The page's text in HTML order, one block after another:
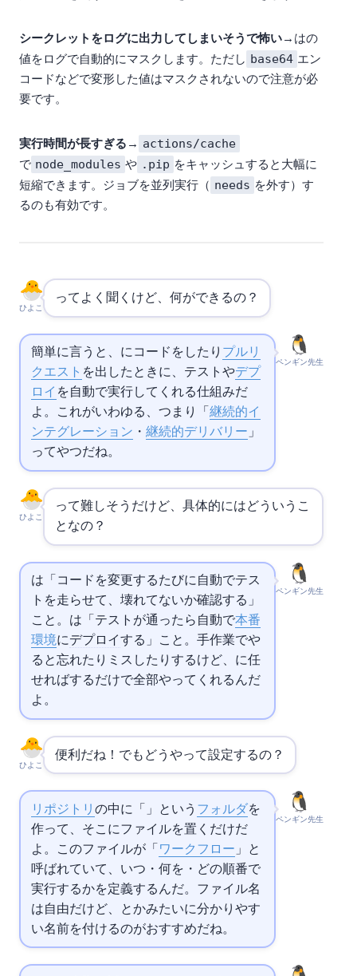
Q: シークレットをログに出力してしまいそうで怖い→ GitHub ActionsはSecretsの
値をログで自動的にマスクします。ただし base64 エン
コードなどで変形した値はマスクされないので注意が必
要です。
Q: 実行時間が長すぎる → actions/cache
で node_modules や .pip をキャッシュすると大幅に
短縮できます。ジョブを並列実行（ needs を外す）す
るのも有効です。
ひよこ
ってよく聞くけど、何ができるの？
ペンギン先生
簡単に言うと、 にコードをpushしたり プルリ
クエスト を出したときに、テストやデプ
ロイ を自動で実行してくれる仕組みだ
よ。これがいわゆる 、つまり「 継続的イ
ンテグレーション ・ 継続的デリバリー 」
ってやつだね。
ひよこ
って難しそうだけど、具体的にはどういうこ
となの？
ペンギン先生
CIは「コードを変更するたびに自動でテス
トを走らせて、壊れてないか確認する」
こと。CDは「テストが通ったら自動で本番
環境にデプロイ する」こと。手作業でや
ると忘れたりミスしたりするけど、 に任
せればpushするだけで全部やってくれるんだ
よ。
ひよこ
便利だね！でもどうやって設定するの？
ペンギン先生
リポジトリ の中に「.github/workflows」という フォルダを
作って、そこにファイルを置くだけだ
よ。このファイルが「 ワークフロー 」と
呼ばれていて、いつ・何を・どの順番で
実行するかを定義するんだ。ファイル名
は自由だけど、ci.ymlとかdeploy.ymlみたいに分かりやす
い名前を付けるのがおすすめだね。